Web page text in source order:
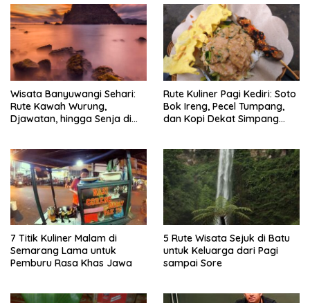
Wisata Banyuwangi Sehari:
Rute Kawah Wurung,
Djawatan, hingga Senja di
Rute Kuliner Pagi Kediri: Soto
Bok Ireng, Pecel Tumpang,
dan Kopi Dekat Simpang
7 Titik Kuliner Malam di
Semarang Lama untuk
Pemburu Rasa Khas Jawa
5 Rute Wisata Sejuk di Batu
untuk Keluarga dari Pagi
sampai Sore